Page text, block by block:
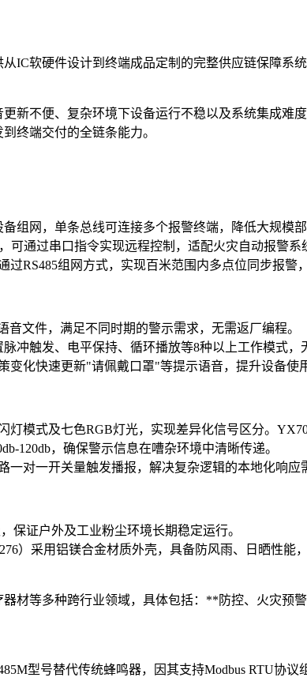
IC软硬件设计到终端成品定制的完整供应链保障系
新不便、复杂环境下设备运行不稳以及系统集成难
终端交付的全链条能力。
组网，单条总线可连接多个报警终端，降低大规模部
可通过串口指令实现远程控制，适配火灾自动报警系
过RS485组网方式，实现百米范围内多点位同步报警
音文件，满足不同时期的警示需求，无需返厂编程。
冲触发、电平保持、循环播放等8种以上工作模式，
变化快速更新"请佩戴口罩"等提示语音，提升设备使
灯模式及七色RGB灯光，实现差异化信号区分。
120db，确保警示信息在嘈杂环境中清晰传递。
一对一开关量触发播报，解决复杂逻辑的本地化响应
保证户外及工业粉尘环境长期稳定运行。
）采用铝镁合金材质外壳，具备防风雨、日晒性能
材等多种跨行业领域，具体包括：**防控、火灾预
型号替代传统蜂鸣器，因其支持Modbus RTU协